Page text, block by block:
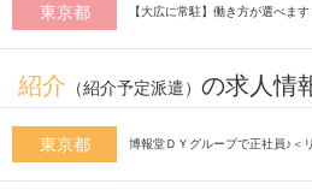
東京都 【大広に常駐】働き方が選べま
紹介 （紹介予定派遣） の求人情
東京都 博報堂ＤＹグループで正社員♪＜